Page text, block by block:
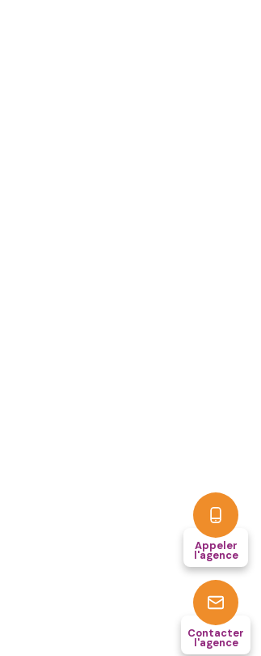
Appeler
l'agence
Contacter
l'agence